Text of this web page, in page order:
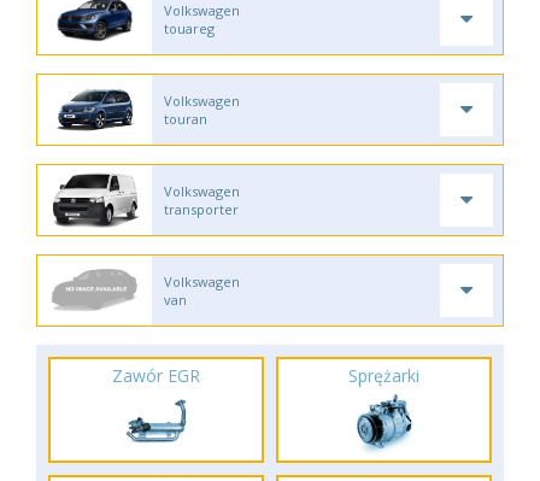
Volkswagen
touareg
Volkswagen
touran
Volkswagen
transporter
Volkswagen
van
Zawór EGR Sprężarki